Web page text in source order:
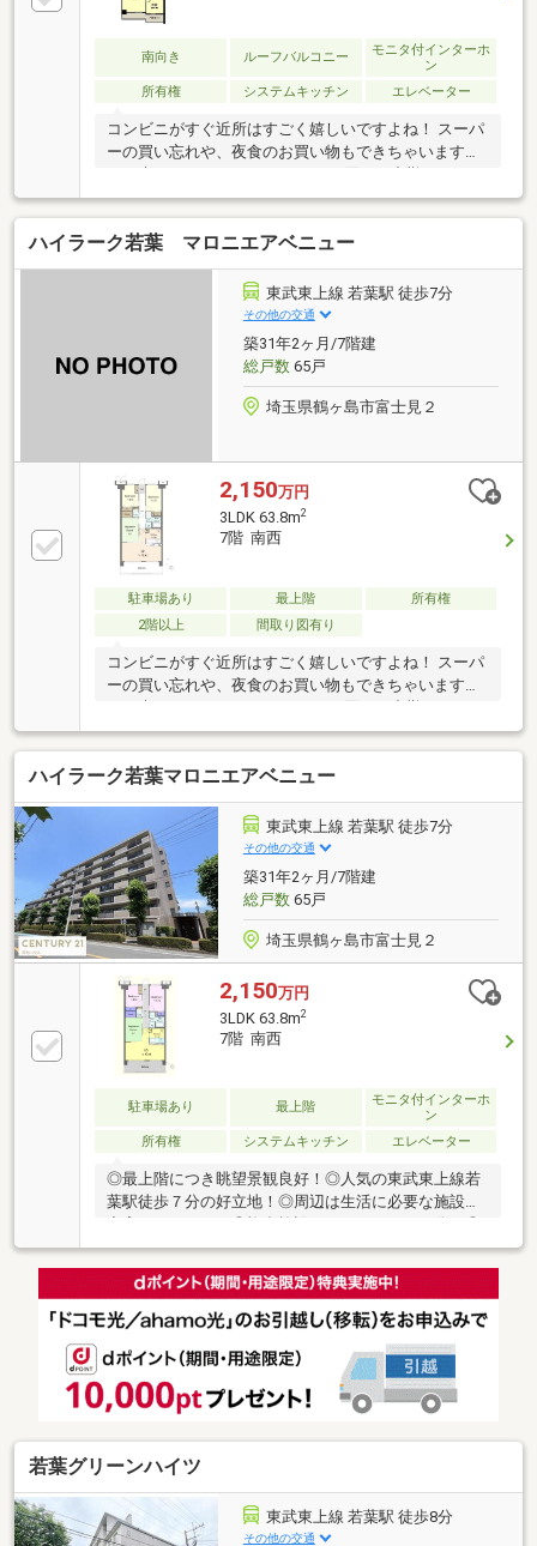
南向き ルーフバルコニー
モニタ付インターホ
ン
所有権
システムキッチン エレベーター
コンビニがすぐ近所はすごく嬉しいですよね！ スーパ
ーの買い忘れや、夜食のお買い物もできちゃいます
はいかがですか？【弊社では以下の５つをお客様にお
約束いたします】 1.物件の善し悪しは全て正直にお話
しします。 2.無理な売り込みや契約の催促、突然の訪
問等、しつこい営業は一切行いません。 3.契約したら
終わりではなくお引き渡し後、お引越し後もお客様の
パートナーであること。 4.ウソやおとり広告は一切使
いません。(データ更新は迅速に行います。） 5.お客様
の個人情報は細心の注意を払って取り扱いします。
ハイラーク若葉 マロニエアベニュー
東武東上線 若葉駅 徒歩7分
その他の交通
築31年2ヶ月/7階建
総戸数65戸
埼玉県鶴ヶ島市富士見２
2,150万円
3LDK 63.8m2
7階 南西
駐車場あり 最上階
所有権
2階以上
間取り図有り
コンビニがすぐ近所はすごく嬉しいですよね！ スーパ
ーの買い忘れや、夜食のお買い物もできちゃいます
はいかがですか？【弊社では以下の５つをお客様にお
約束いたします】 1.物件の善し悪しは全て正直にお話
しします。 2.無理な売り込みや契約の催促、突然の訪
問等、しつこい営業は一切行いません。 3.契約したら
終わりではなくお引き渡し後、お引越し後もお客様の
パートナーであること。 4.ウソやおとり広告は一切使
いません。(データ更新は迅速に行います。） 5.お客様
の個人情報は細心の注意を払って取り扱いします。
ハイラーク若葉マロニエアベニュー
東武東上線 若葉駅 徒歩7分
その他の交通
築31年2ヶ月/7階建
総戸数65戸
埼玉県鶴ヶ島市富士見２
2,150万円
3LDK 63.8m2
7階 南西
駐車場あり 最上階
モニタ付インターホ
ン
所有権
システムキッチン エレベーター
◎最上階につき眺望景観良好！◎人気の東武東上線若
葉駅徒歩７分の好立地！◎周辺は生活に必要な施設が
便利な立地で新生活を！
若葉グリーンハイツ
東武東上線 若葉駅 徒歩8分
その他の交通